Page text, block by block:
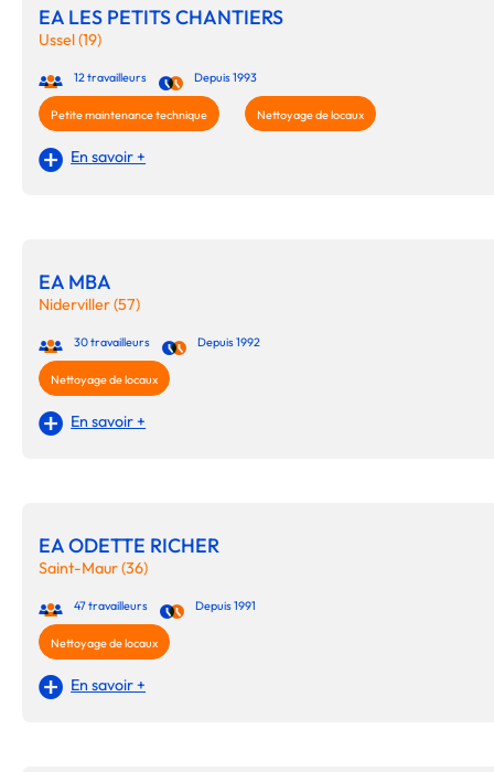
EA LES PETITS CHANTIERS
Ussel (19)
12 travailleurs Depuis 1993
Petite maintenance technique Nettoyage de locaux
En savoir +
EA MBA
Niderviller (57)
30 travailleurs Depuis 1992
Nettoyage de locaux
En savoir +
EA ODETTE RICHER
Saint-Maur (36)
47 travailleurs Depuis 1991
Nettoyage de locaux
En savoir +